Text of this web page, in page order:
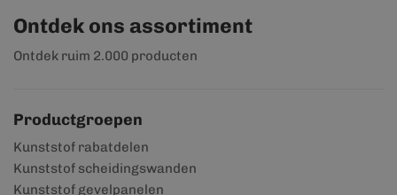
Ontdek ons assortiment
Ontdek ruim 2.000 producten
Productgroepen
Kunststof rabatdelen
Kunststof scheidingswanden
Kunststof gevelpanelen